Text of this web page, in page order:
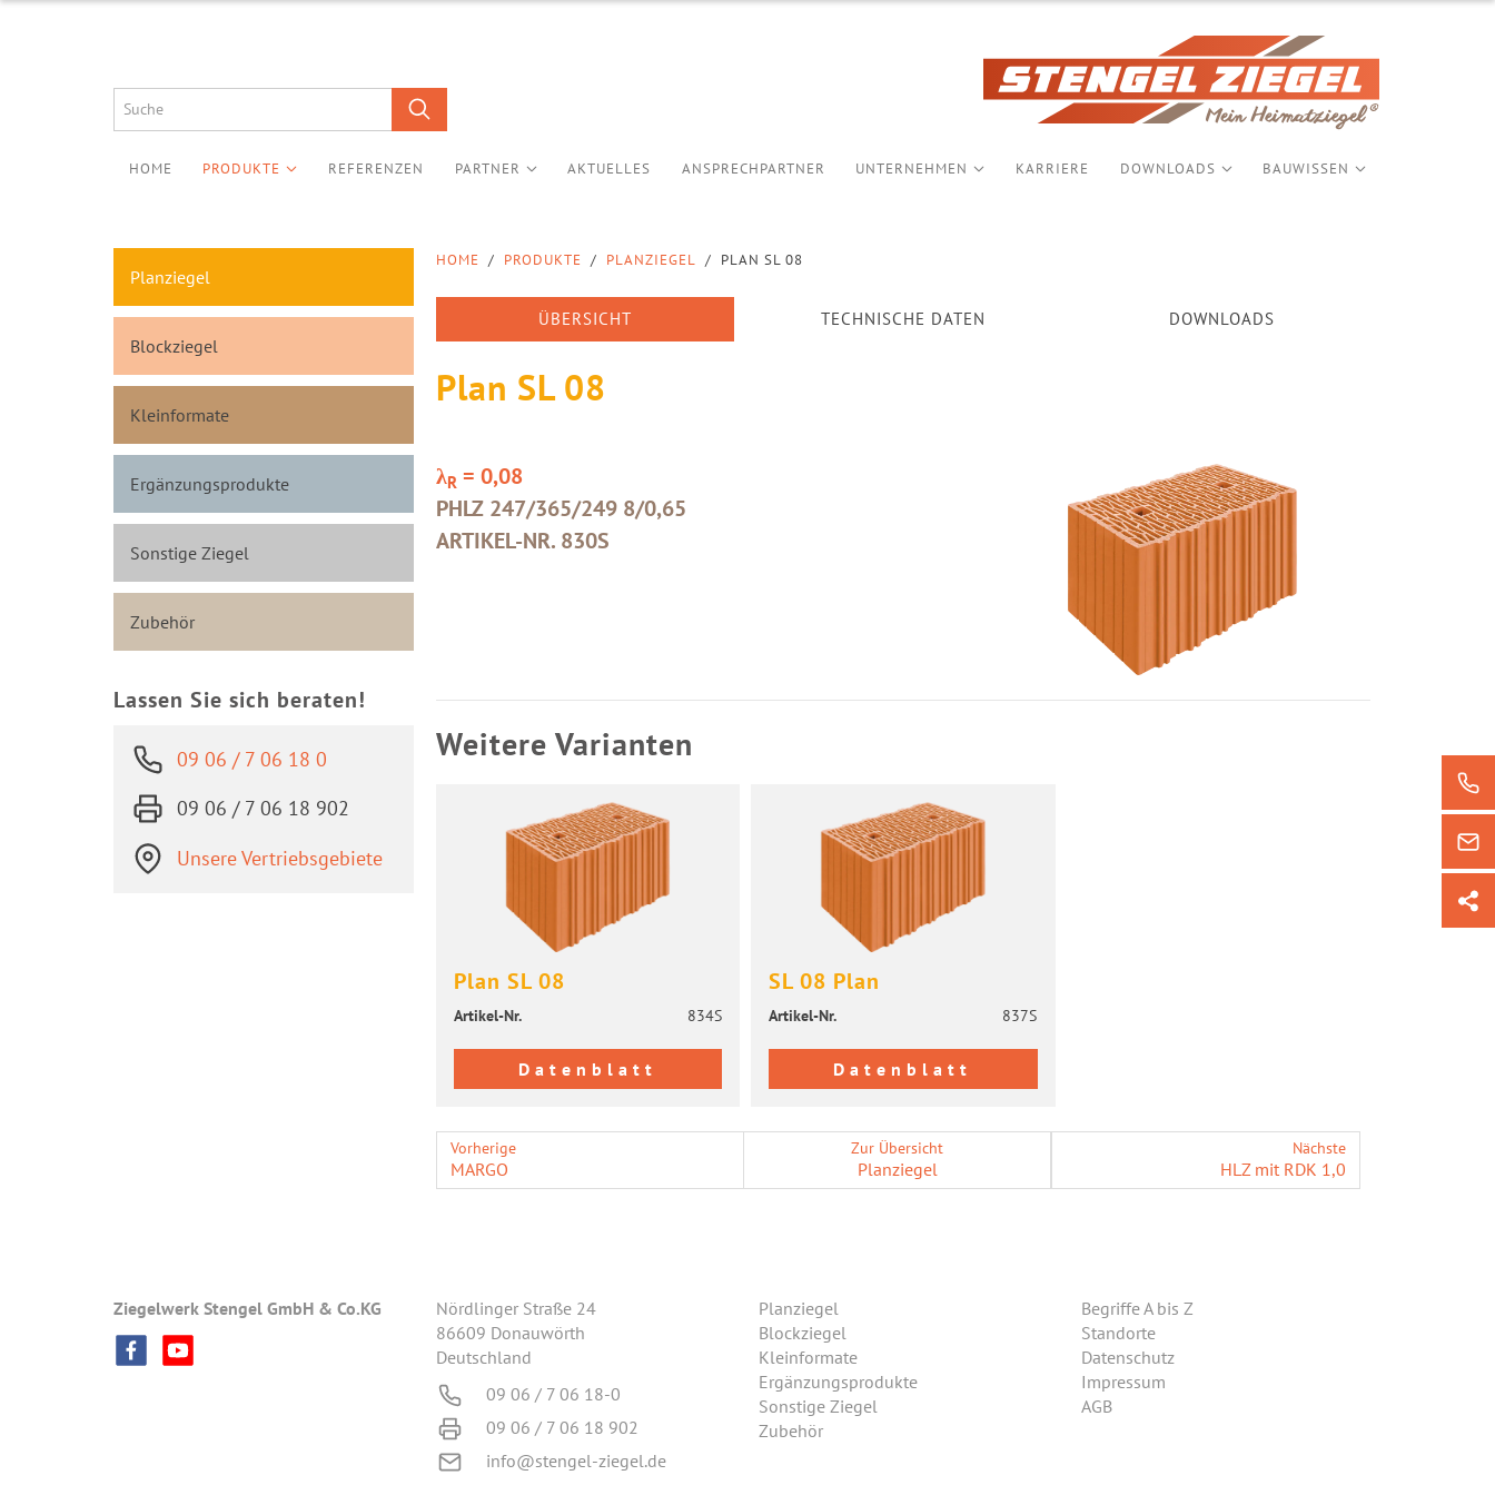
HOME PRODUKTE REFERENZEN PARTNER AKTUELLES ANSPRECHPARTNER UNTERNEHMEN KARRIERE DOWNLOADS BAUWISSEN
HOME / PRODUKTE / PLANZIEGEL / PLAN SL 08
ÜBERSICHT TECHNISCHE DATEN DOWNLOADS
Plan SL 08
λR = 0,08
PHLZ 247/365/249 8/0,65
ARTIKEL-NR. 830S
Weitere Varianten
Plan SL 08
Artikel-​Nr. 834S
Datenblatt
SL 08 Plan
Artikel-​Nr. 837S
Datenblatt
Vorherige
MARGO
Zur Übersicht
Plan­zie­gel
Nächste
HLZ mit RDK 1,0
Planziegel
Blockziegel
Kleinformate
Ergänzungsprodukte
Sonstige Ziegel
Zubehör
Lassen Sie sich beraten!
09 06 / 7 06 18 0
09 06 / 7 06 18 902
Unsere Vertriebsgebiete
Ziegelwerk Stengel GmbH & Co.KG
Nördlinger Straße 24
86609 Donauwörth
Deutschland
09 06 / 7 06 18-0
09 06 / 7 06 18 902
info@stengel-ziegel.de
Planziegel
Blockziegel
Kleinformate
Ergänzungsprodukte
Sonstige Ziegel
Zubehör
Begriffe A bis Z
Standorte
Datenschutz
Impressum
AGB